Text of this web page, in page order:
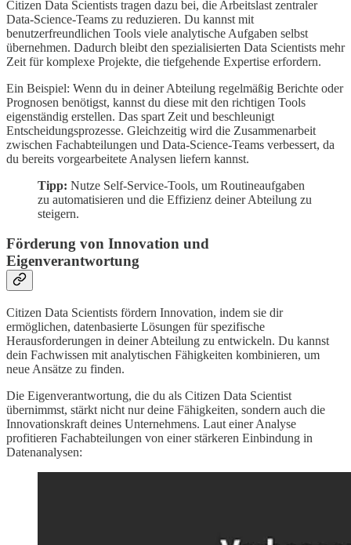
Citizen Data Scientists tragen dazu bei, die Arbeitslast zentraler
Data-Science-Teams zu reduzieren. Du kannst mit
benutzerfreundlichen Tools viele analytische Aufgaben selbst
übernehmen. Dadurch bleibt den spezialisierten Data Scientists mehr
Zeit für komplexe Projekte, die tiefgehende Expertise erfordern.
Ein Beispiel: Wenn du in deiner Abteilung regelmäßig Berichte oder
Prognosen benötigst, kannst du diese mit den richtigen Tools
eigenständig erstellen. Das spart Zeit und beschleunigt
Entscheidungsprozesse. Gleichzeitig wird die Zusammenarbeit
zwischen Fachabteilungen und Data-Science-Teams verbessert, da
du bereits vorgearbeitete Analysen liefern kannst.
Tipp: Nutze Self-Service-Tools, um Routineaufgaben
zu automatisieren und die Effizienz deiner Abteilung zu
steigern.
Förderung von Innovation und
Eigenverantwortung
Citizen Data Scientists fördern Innovation, indem sie dir
ermöglichen, datenbasierte Lösungen für spezifische
Herausforderungen in deiner Abteilung zu entwickeln. Du kannst
dein Fachwissen mit analytischen Fähigkeiten kombinieren, um
neue Ansätze zu finden.
Die Eigenverantwortung, die du als Citizen Data Scientist
übernimmst, stärkt nicht nur deine Fähigkeiten, sondern auch die
Innovationskraft deines Unternehmens. Laut einer Analyse
profitieren Fachabteilungen von einer stärkeren Einbindung in
Datenanalysen: